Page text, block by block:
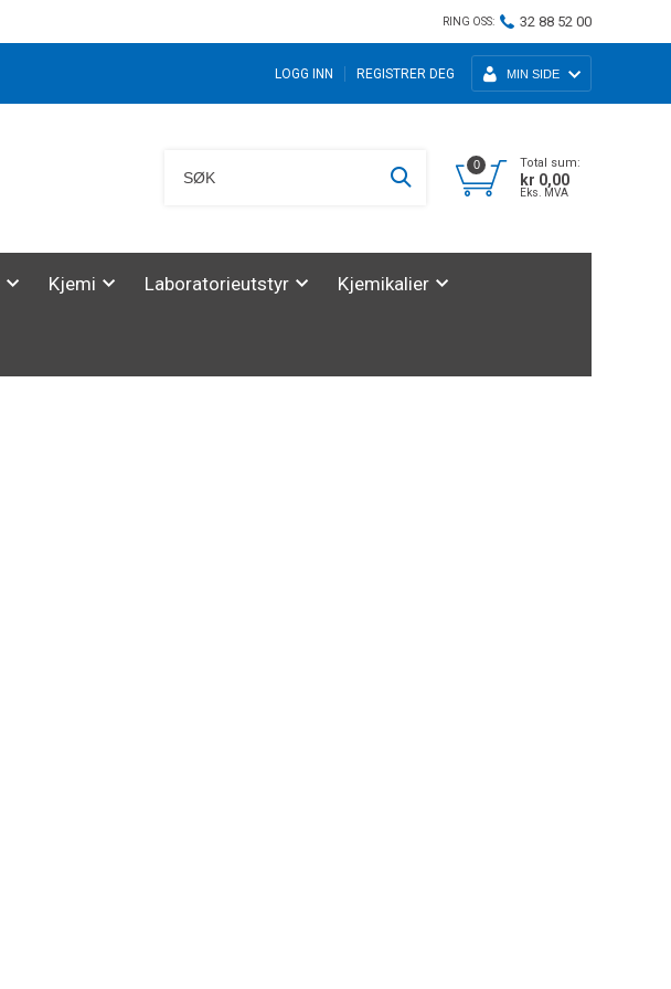
RING OSS: 32 88 52 00
MIN SIDE
LOGG INN REGISTRER DEG
0 Total sum:
kr 0,00
Eks. MVA
Kjemi Laboratorieutstyr Kjemikalier